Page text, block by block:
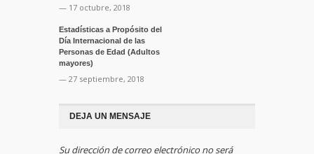
— 17 octubre, 2018
Estadísticas a Propósito del
Día Internacional de las
Personas de Edad (Adultos
mayores)
— 27 septiembre, 2018
DEJA UN MENSAJE
Su dirección de correo electrónico no será